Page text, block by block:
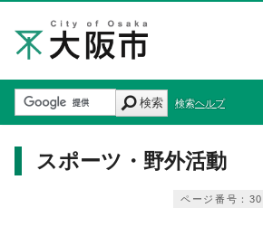
検索 検索ヘルプ
スポーツ・野外活動
ページ番号：